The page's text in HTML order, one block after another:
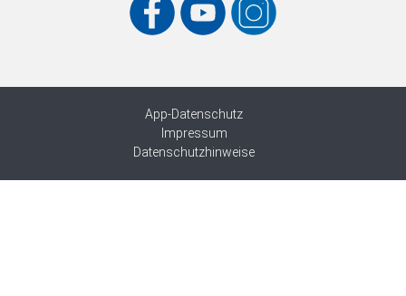
App-Datenschutz
Impressum
Datenschutzhinweise